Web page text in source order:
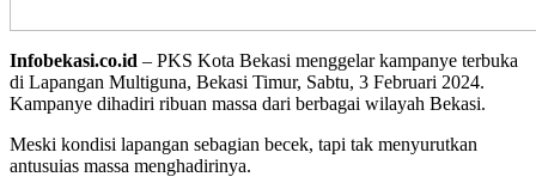
Infobekasi.co.id – PKS Kota Bekasi menggelar kampanye terbuka
di Lapangan Multiguna, Bekasi Timur, Sabtu, 3 Februari 2024.
Kampanye dihadiri ribuan massa dari berbagai wilayah Bekasi.
Meski kondisi lapangan sebagian becek, tapi tak menyurutkan
antusuias massa menghadirinya.